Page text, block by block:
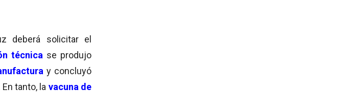
deberá solicitar el
técnica se produjo
y concluyó
tanto, la vacuna de